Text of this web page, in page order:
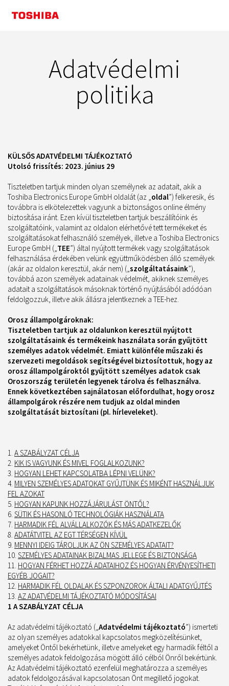
Adatvédelmi
politika
KÜLSŐS ADATVÉDELMI TÁJÉKOZTATÓ
Utolsó frissítés: 2023. június 29
Tiszteletben tartjuk minden olyan személynek az adatait, akik a
Toshiba Electronics Europe GmbH oldalát (az „oldal”) felkeresik, és
továbbra is elkötelezettek vagyunk a biztonságos online élmény
biztosítása iránt. Ezen kívül tiszteletben tartjuk beszállítóink és
szolgáltatóink, valamint az oldalon elérhetővé tett termékeket és
szolgáltatásokat felhasználó személyek, illetve a Toshiba Electronics
Europe GmbH („TEE”) által nyújtott termékek vagy szolgáltatások
felhasználása érdekében velünk együttműködésben álló személyek
(akár az oldalon keresztül, akár nem) („szolgáltatásaink”),
továbbá azon személyek adatainak védelmét, akiknek személyes
adatait a szolgáltatások másoknak történő nyújtásából adódóan
feldolgozzuk, illetve akik állásra jelentkeznek a TEE-hez.
Orosz állampolgároknak:
Tiszteletben tartjuk az oldalunkon keresztül nyújtott
szolgáltatásaink és termékeink használata során gyűjtött
személyes adatok védelmét. Emiatt különféle műszaki és
szervezeti megoldások segítségével biztosítottuk, hogy az
orosz állampolgároktól gyűjtött személyes adatok csak
Oroszország területén legyenek tárolva és felhasználva.
Ennek következtében sajnálatosan előfordulhat, hogy orosz
állampolgárok részére nem tudjuk az oldal minden
szolgáltatását biztosítani (pl. hírleveleket).
A SZABÁLYZAT CÉLJA
KIK IS VAGYUNK ÉS MIVEL FOGLALKOZUNK?
HOGYAN LEHET KAPCSOLATBA LÉPNI VELÜNK?
MILYEN SZEMÉLYES ADATOKAT GYŰJTÜNK ÉS MIKÉNT HASZNÁLJUK
FEL AZOKAT
HOGYAN KAPUNK HOZZÁJÁRULÁST ÖNTŐL?
SÜTIK ÉS HASONLÓ TECHNOLÓGIÁK HASZNÁLATA
HARMADIK FÉL ALVÁLLALKOZÓK ÉS MÁS ADATKEZELŐK
ADATÁTVITEL AZ EGT TÉRSÉGEN KÍVÜL
MENNYI IDEIG TÁROLJUK AZ ÖN SZEMÉLYES ADATAIT?
SZEMÉLYES ADATAINAK BIZALMAS JELLEGE ÉS BIZTONSÁGA
HOGYAN FÉRHET HOZZÁ ADATAIHOZ ÉS HOGYAN ÉRVÉNYESÍTHETI
EGYÉB JOGAIT?
HARMADIK FÉL OLDALAK ÉS SZPONZOROK ÁLTALI ADATGYŰJTÉS
AZ ADATVÉDELMI TÁJÉKOZTATÓ MÓDOSÍTÁSAI
1 A SZABÁLYZAT CÉLJA
Az adatvédelmi tájékoztató („Adatvédelmi tájékoztató”) ismerteti
az olyan személyes adatokkal kapcsolatos megközelítésünket,
amelyeket Öntől bekérhetünk, illetve amelyeket egy harmadik féltől a
személyes adatok feldolgozása mögött álló célból Önről bekértünk.
Az Adatvédelmi tájékoztató ezenfelül meghatározza a személyes
adatok feldolgozásával kapcsolatosan Önt megillető jogokat.